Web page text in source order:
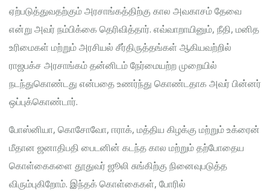
ஏற்படுத்துவதற்கும் அரசாங்கத்திற்கு கால அவகாசம் தேவை
என்று அவர் நம்பிக்கை தெரிவித்தார். எவ்வாறாயினும், நீதி, மனித
உரிமைகள் மற்றும் அரசியல் சீர்திருத்தங்கள் ஆகியவற்றில்
ராஜபக்ச அரசாங்கம் தன்னிடம் நேர்மையற்ற முறையில்
நடந்துகொண்டது என்பதை உணர்ந்து கொண்டதாக அவர் பின்னர்
ஒப்புக்கொண்டார்.
போஸ்னியா, கொசோவோ, ஈராக், மத்திய கிழக்கு மற்றும் உக்ரைன்
மீதான ஜனாதிபதி பைடனின் கடந்த கால மற்றும் தற்போதைய
கொள்கைகளை தூதுவர் ஜூலி சுங்கிற்கு நினைவுபடுத்த
விரும்புகிறோம். இந்தக் கொள்கைகள், போரில்